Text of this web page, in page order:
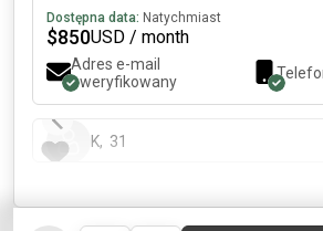
ready and great for someone who
place close to the city. What you get: •
Window AC, fan, or space heater
room comfortable while the central
Shared bathroom• Street parking•
Location perks: • 4‑minute walk to the
minutes to Downtown Chicago• Near
Dostępna data: Natychmiast
$850USD / month
Adres e-mail
zweryfikowany
K, 31